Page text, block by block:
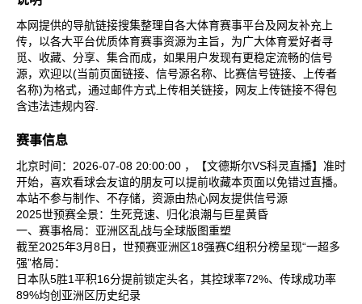
本网提供的导航链接搜集整理自各大体育赛事平台及网友补充上
传，以各大平台优质体育赛事资源为主旨，为广大体育爱好者寻
觅、收藏、分享、集合而成，如果用户发现有更稳定流畅的信号
源，欢迎以(当前页面链接、信号源名称、比赛信号链接、上传者
名称)为格式，通过邮件方式上传相关链接，网友上传链接不得包
含违法违规内容.
赛事信息
北京时间：2026-07-08 20:00:00 ，【文德斯尔VS科灵直播】准时
开始，喜欢看球会友谊的朋友可以提前收藏本页面以免错过直播。
本站不参与制作、不存储，资源由热心网友提供信号源
2025世预赛全景：生死竞速、归化浪潮与巨星黄昏
一、赛事格局：亚洲区乱战与全球版图重塑
截至2025年3月8日，世预赛亚洲区18强赛C组积分榜呈现“一超多
强”格局：
日本队‌5胜1平积16分提前锁定头名，其控球率72%、传球成功率
89%均创亚洲区历史纪录‌